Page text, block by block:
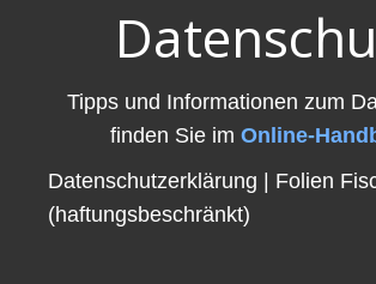
Tipps und Informationen zum
finden Sie im Online-
Datenschutzerklärung | Folien
(haftungsbeschränkt)